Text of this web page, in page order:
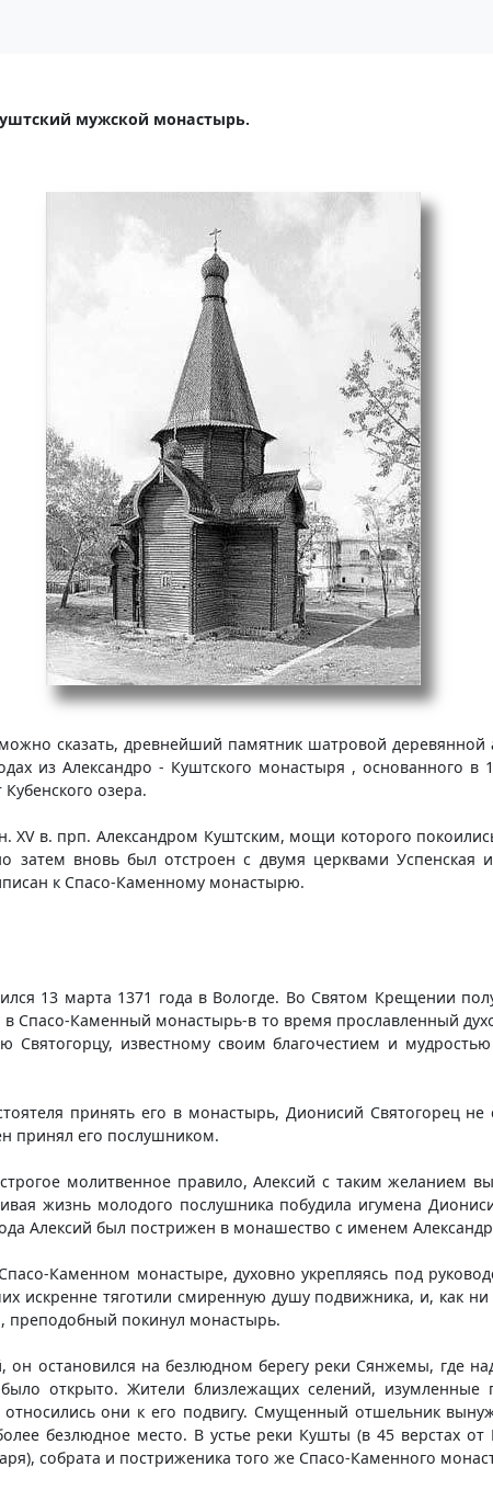
мужской монастырь.
сказать, древнейший памятник шатровой
из Александро - Куштского монастыря , основанного в
озера.
XV в. прп. Александром Куштским, мощи которого
вновь был отстроен с двумя церквами Успенская
к Спасо-Каменному монастырю.
13 марта 1371 года в Вологде. Во Святом Крещении
в Спасо-Каменный монастырь-в то время прославленный
известному своим благочестием и
принять его в монастырь, Дионисий Святогорец не
принял его послушником.
молитвенное правило, Алексий с таким желанием
жизнь молодого послушника побудила игумена
Алексий был пострижен в монашество с именем
Каменном монастыре, духовно укрепляясь под
искренне тяготили смиренную душу подвижника, и, как
преподобный покинул монастырь.
он остановился на безлюдном берегу реки Сянжемы, где
открыто. Жители близлежащих селений, изумленные
они к его подвигу. Смущенный отшельник
безлюдное место. В устье реки Кушты (в 45 верстах
собрата и постриженика того же Спасо-Каменного